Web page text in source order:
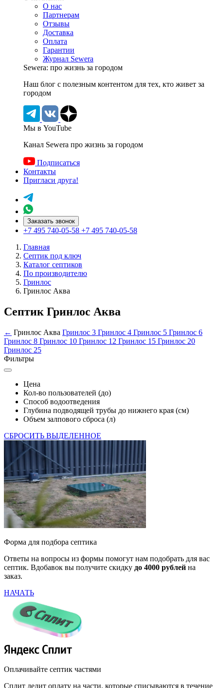
О нас
Партнерам
Отзывы
Доставка
Оплата
Гарантии
Журнал Sewera
Sewera: про жизнь за городом
Наш блог c полезным контентом для тех, кто живет за
городом
Мы в YouTube
Канал Sewera про жизнь за городом
Подписаться
Контакты
Пригласи друга!
Заказать звонок
+7 495 740-05-58 +7 495 740-05-58
Главная
Септик под ключ
Каталог септиков
По производителю
Гринлос
Гринлос Аква
Септик Гринлос Аква
← Гринлос Аква Гринлос 3 Гринлос 4 Гринлос 5 Гринлос 6
Гринлос 8 Гринлос 10 Гринлос 12 Гринлос 15 Гринлос 20
Гринлос 25
Фильтры
Цена
Кол-во пользователей (до)
Способ водоотведения
Глубина подводящей трубы до нижнего края (см)
Объем залпового сброса (л)
СБРОСИТЬ ВЫДЕЛЕННОЕ
Форма для подбора септика
Ответы на вопросы из формы помогут нам подобрать для вас
септик. Вдобавок вы получите скидку до 4000 рублей на
заказ.
НАЧАТЬ
Оплачивайте септик частями
Сплит делит оплату на части, которые списываются в течение